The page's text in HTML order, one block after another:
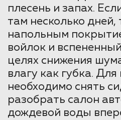
плесень и запах.
там несколько дней,
напольным
войлок и
целях снижения
влагу как губка.
необходимо снять
разобрать салон
дождевой воды